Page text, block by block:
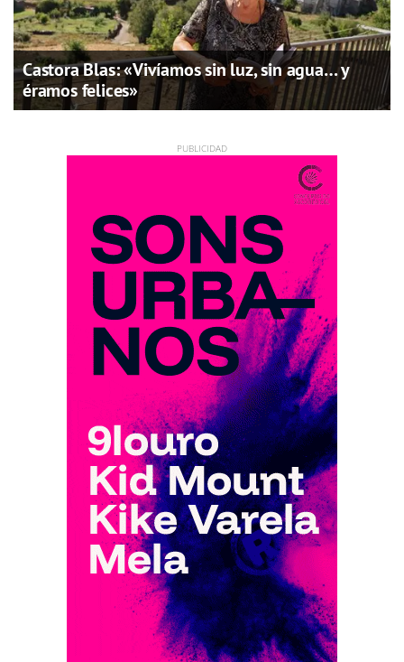
Castora Blas: «Vivíamos sin luz, sin agua… y
éramos felices»